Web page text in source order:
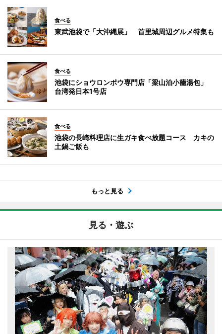
食べる
東武池袋で「大沖縄展」 首里城周辺グルメ特集も
食べる
池袋にショウロンポウ専門店「梁山泊小籠湯包」
台湾発日本1号店
食べる
池袋の長崎料理店に生ガキ食べ放題コース カキの
土鍋ご飯も
もっと見る
見る・遊ぶ